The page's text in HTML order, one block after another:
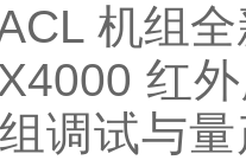
机组
红外
调试与